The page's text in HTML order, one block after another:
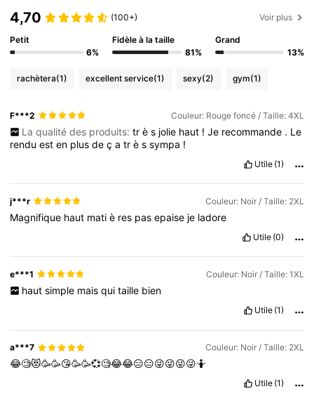
4,70 (100+) Voir plus
Petit
6%
Fidèle à la taille
81%
Grand
13%
rachètera(1) excellent service(1) sexy(2) gym(1)
F***2 Couleur: Rouge foncé / Taille: 4XL
La qualité des produits: tr è s jolie haut ! Je recommande . Le
renduesten plusdeçatrèssympa !
Utile (1)
j***r Couleur: Noir / Taille: 2XL
Magnifique haut matiè res pasepaise je ladore
Utile (0)
e***1 Couleur: Noir / Taille: 1XL
haut simple mais qui taille bien
Utile (1)
a***7 Couleur: Noir / Taille: 2XL
😂🧐😻🥳🥳😘🥳🥳💞🧐😂😂😑😑😜😜😜😜🤷
Utile (1)